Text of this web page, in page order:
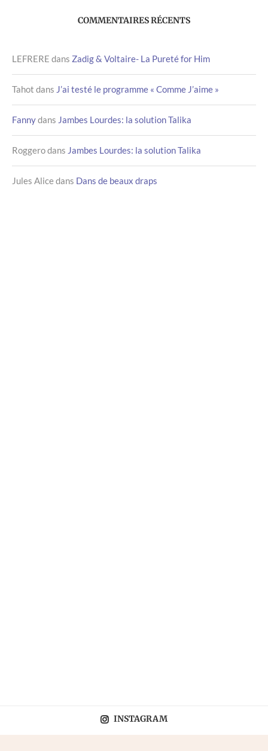
COMMENTAIRES RÉCENTS
LEFRERE dans Zadig & Voltaire- La Pureté for Him
Tahot dans J’ai testé le programme « Comme J’aime »
Fannydans Jambes Lourdes: la solution Talika
Roggerodans Jambes Lourdes: la solution Talika
Jules Alicedans Dans de beaux draps
INSTAGRAM